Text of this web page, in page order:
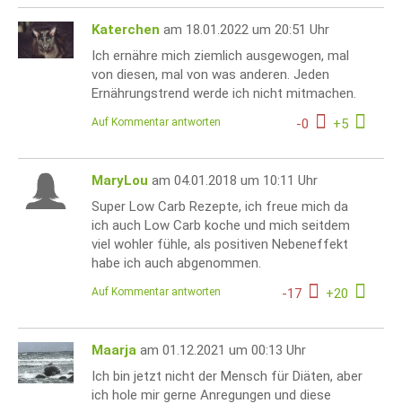
Katerchen am 18.01.2022 um 20:51 Uhr
Ich ernähre mich ziemlich ausgewogen, mal
von diesen, mal von was anderen. Jeden
Ernährungstrend werde ich nicht mitmachen.
-0 +5
Auf Kommentar antworten
MaryLou am 04.01.2018 um 10:11 Uhr
Super Low Carb Rezepte, ich freue mich da
ich auch Low Carb koche und mich seitdem
viel wohler fühle, als positiven Nebeneffekt
habe ich auch abgenommen.
-17 +20
Auf Kommentar antworten
Maarja am 01.12.2021 um 00:13 Uhr
Ich bin jetzt nicht der Mensch für Diäten, aber
ich hole mir gerne Anregungen und diese